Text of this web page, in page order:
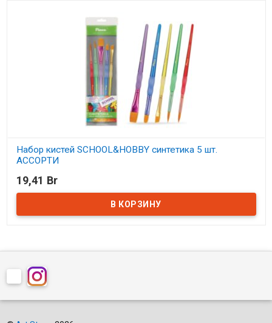
Набор кистей SCHOOL&HOBBY синтетика 5 шт.
АССОРТИ
В наличии
19,41 Br